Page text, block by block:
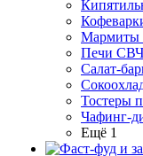
Мармиты
Печи СВЧ
Салат-
Тостеры
Чафинг-
Ещё 1